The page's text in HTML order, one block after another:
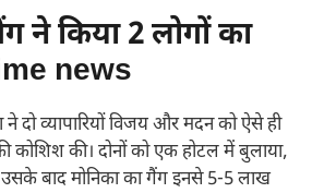
ने किया 2 लोगों का
news
दो व्यापारियों विजय और मदन को ऐसे ही
की। दोनों को एक होटल में बुलाया,
उसके बाद मोनिका का गैंग इनसे 5-5 लाख